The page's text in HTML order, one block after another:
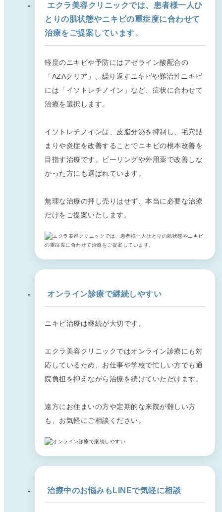
エクラ美容クリニックでは、患者様一人ひ
とりの肌状態やニキビの重症度に合わせて
治療をご提案しています。
軽度のニキビや予防にはアゼライン酸配合の
「AZAクリア」、繰り返すニキビや難治性ニキビ
には「イソトレチノイン」など、症状に合わせて
治療を選択します。
イソトレチノインは、皮脂分泌を抑制し、毛穴詰
まりや炎症を改善することでニキビの根本改善を
目指す治療です。ピーリングや外用薬で改善しな
かった方にも選ばれています。
無理な治療の押し売りはせず、本当に必要な治療
だけをご提案いたします。
オンライン診療で継続しやすい
ニキビ治療は継続が大切です。
エクラ美容クリニックではオンライン診療にも対
応しているため、お仕事や学校で忙しい方でも通
院負担を抑えながら治療を続けていただけます。
遠方にお住まいの方や定期的な来院が難しい方
も、お気軽にご相談ください。
治療中のお悩みもLINEで気軽に相談